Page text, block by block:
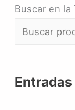
Buscar en la